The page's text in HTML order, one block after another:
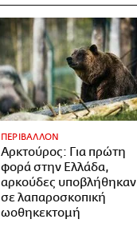
ΠΕΡΙΒΑΛΛΟΝ
Αρκτούρος: Για πρώτη
φορά στην Ελλάδα,
αρκούδες υποβλήθηκαν
σε λαπαροσκοπική
ωοθηκεκτομή